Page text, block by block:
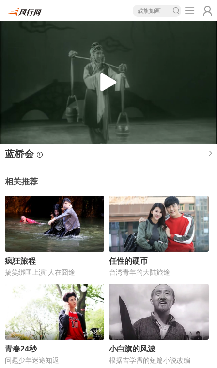
战旗如画
蓝桥会
相关推荐
疯狂旅程
搞笑绑匪上演“人在囧途”
任性的硬币
台湾青年的大陆旅途
青春24秒
问题少年迷途知返
小白旗的风波
根据吉学霈的短篇小说改编